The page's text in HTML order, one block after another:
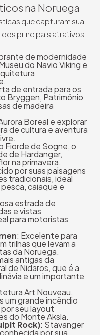
na Noruega
que capturam sua
dos principais atrativos
de modernidade
do Navio Viking e
de entrada para os
Bryggen, Patrimônio
de madeira
Boreal e explorar
de cultura e aventura
Fiorde de Sogne, o
de Hardanger,
na primavera.
por suas paisagens
tradicionais, ideal
caiaque e
estrada de
e vistas
para motoristas
: Excelente para
trilhas que levam a
da Noruega.
antigas da
de Nidaros, que é a
e um importante
Art Nouveau,
um grande incêndio
seu layout
do Monte Aksla.
Rock): Stavanger
por sua